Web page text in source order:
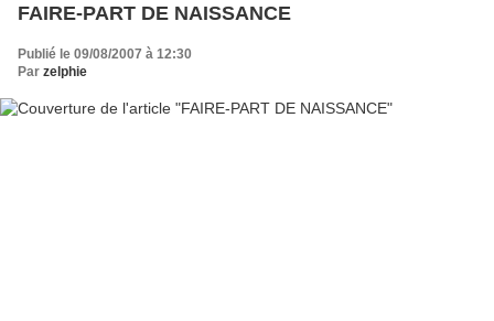
FAIRE-PART DE NAISSANCE
Publié le 09/08/2007 à 12:30
Par zelphie